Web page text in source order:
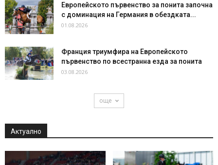
Европейското първенство за понита започна
с доминация на Германия в обездката...
01.08.2026
Франция триумфира на Европейското
първенство по всестранна езда за понита
03.08.2026
още
Актуално